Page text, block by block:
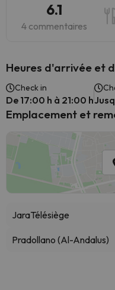
6.1
4 commentaires
Heures d'arrivée et
Check in
De 17:00 h à 21:00 h
Emplacement et
JaraTélésiège
Pradollano (Al-Andalus)